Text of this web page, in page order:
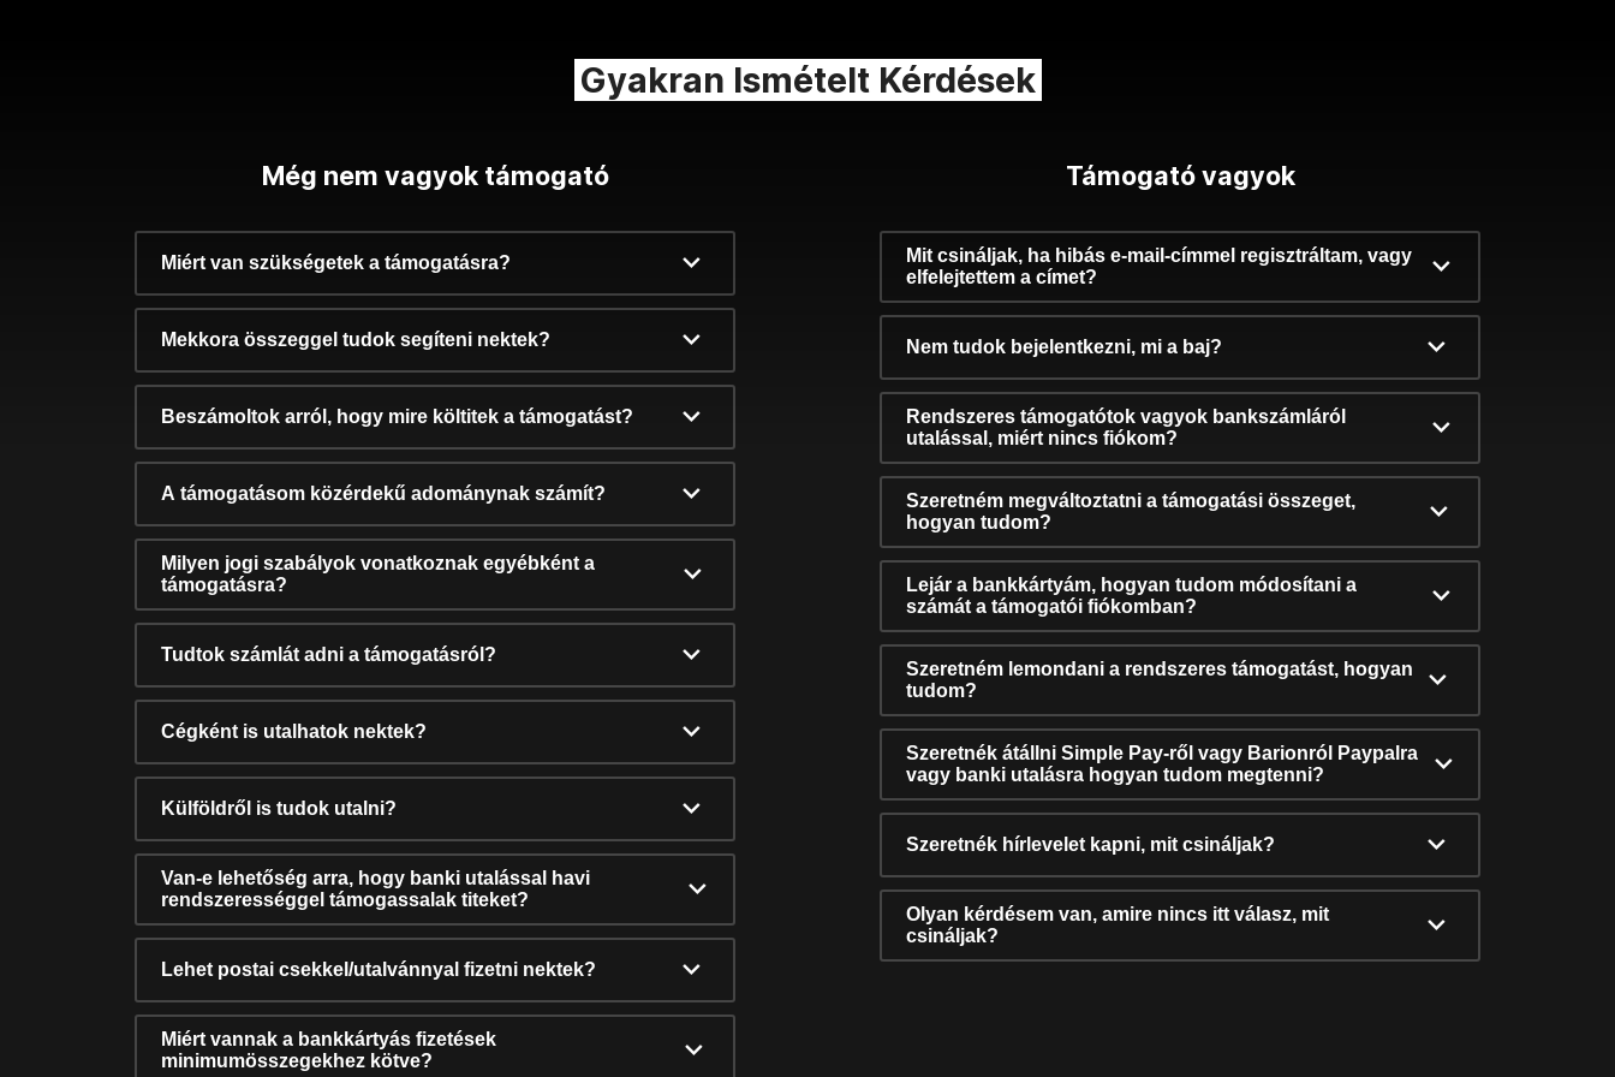
Gyakran Ismételt Kérdések
Még nem vagyok támogató
Miért van szükségetek a támogatásra?
Mekkora összeggel tudok segíteni nektek?
Beszámoltok arról, hogy mire költitek a támogatást?
A támogatásom közérdekű adománynak számít?
Milyen jogi szabályok vonatkoznak egyébként a
támogatásra?
Tudtok számlát adni a támogatásról?
Cégként is utalhatok nektek?
Külföldről is tudok utalni?
Van-e lehetőség arra, hogy banki utalással havi
rendszerességgel támogassalak titeket?
Lehet postai csekkel/utalvánnyal fizetni nektek?
Miért vannak a bankkártyás fizetések
minimumösszegekhez kötve?
Támogató vagyok
Mit csináljak, ha hibás e-mail-címmel regisztráltam, vagy
elfelejtettem a címet?
Nem tudok bejelentkezni, mi a baj?
Rendszeres támogatótok vagyok bankszámláról
utalással, miért nincs fiókom?
Szeretném megváltoztatni a támogatási összeget,
hogyan tudom?
Lejár a bankkártyám, hogyan tudom módosítani a
számát a támogatói fiókomban?
Szeretném lemondani a rendszeres támogatást, hogyan
tudom?
Szeretnék átállni Simple Pay-ről vagy Barionról Paypalra
vagy banki utalásra hogyan tudom megtenni?
Szeretnék hírlevelet kapni, mit csináljak?
Olyan kérdésem van, amire nincs itt válasz, mit
csináljak?